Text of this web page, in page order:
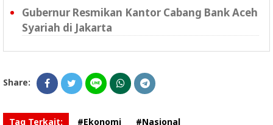
Gubernur Resmikan Kantor Cabang Bank Aceh
Syariah di Jakarta
Share:
Tag Terkait: #Ekonomi #Nasional